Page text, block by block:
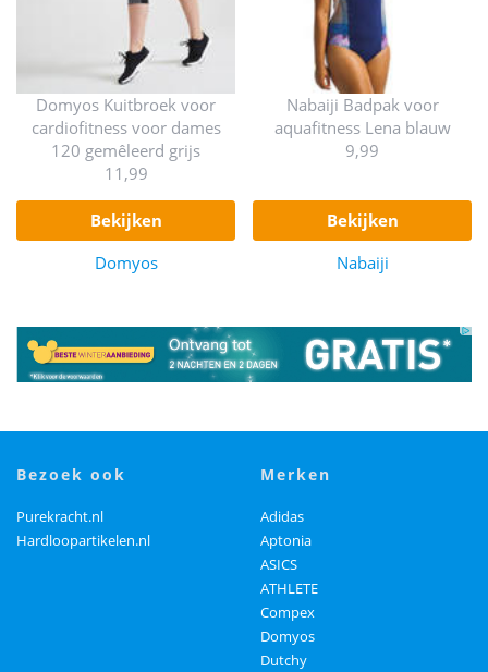
Domyos Kuitbroek voor
cardiofitness voor dames
120 gemêleerd grijs
11,99
bekijken
Domyos
Nabaiji Badpak voor
aquafitness Lena blauw
9,99
bekijken
Nabaiji
bezoek ook
Purekracht.nl
Hardloopartikelen.nl
merken
Adidas
Aptonia
ASICS
ATHLETE
Compex
Domyos
Dutchy